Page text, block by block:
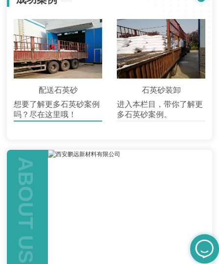
配送石英砂
想要了解更多石英砂案例
吗？尽在这里哦！
石英砂装卸
进入本栏目，带你了解更
多石英砂案例。
ABOUT US